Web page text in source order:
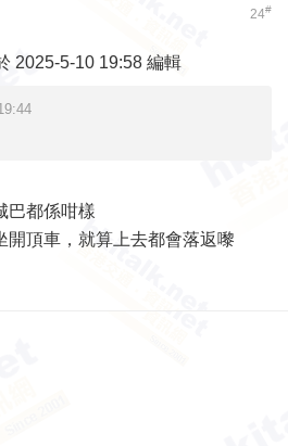
24#
2025-5-10 19:58 編輯
巴都係咁樣
開頂車，就算上去都會落返嚟